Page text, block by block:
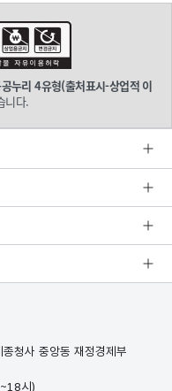
누리 4유형(출처표시-상업적 이
니다.
청사 중앙동 재정경제부
시)